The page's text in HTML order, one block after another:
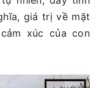
giá trị về mặt
xúc của con